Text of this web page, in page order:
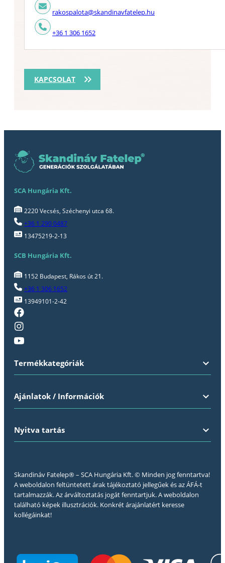
KAPCSOLAT
rakospalota@skandinavfatelep.hu
+36 1 306 1652
SCA Hungária Kft.
2220 Vecsés, Széchenyi utca 68.
+36 1 290 0487
13475219-2-13
SCB Hungária Kft.
1152 Budapest, Rákos út 21.
+36 1 306 1652
13949101-2-42
Termékkategóriák
Ajánlatok / Információk
Nyitva tartás
Skandináv Fatelep® – SCA Hungária Kft. © Minden jog fenntartva!
A weboldalon feltüntetett árak tájékoztató jellegűek és az ÁFÁ-t
tartalmazzák. Az árváltoztatás jogát fenntartjuk. A weboldalon
található képek illusztrációk. Konkrét árajánlatért keresse
kollégáinkat!